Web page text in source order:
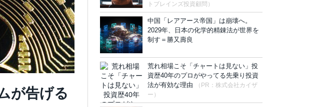
が告げる
トブレインズ投資顧問）
中国「レアアース帝国」は崩壊へ。
2029年、日本の化学的精錬法が世界を
制す＝勝又壽良
荒れ相場こそ「チャートは見ない」投
資歴40年のプロがやってる先乗り投資
法が有効な理由
（PR：株式会社カイザ
ー）